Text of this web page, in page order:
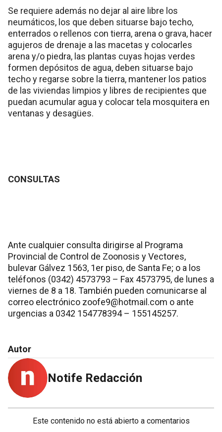
Se requiere además no dejar al aire libre los
neumáticos, los que deben situarse bajo techo,
enterrados o rellenos con tierra, arena o grava, hacer
agujeros de drenaje a las macetas y colocarles
arena y/o piedra, las plantas cuyas hojas verdes
formen depósitos de agua, deben situarse bajo
techo y regarse sobre la tierra, mantener los patios
de las viviendas limpios y libres de recipientes que
puedan acumular agua y colocar tela mosquitera en
ventanas y desagües.
CONSULTAS
Ante cualquier consulta dirigirse al Programa
Provincial de Control de Zoonosis y Vectores,
bulevar Gálvez 1563, 1er piso, de Santa Fe; o a los
teléfonos (0342) 4573793 – Fax 4573795, de lunes a
viernes de 8 a 18. También pueden comunicarse al
correo electrónico zoofe9@hotmail.com o ante
urgencias a 0342 154778394 – 155145257.
Autor
Notife Redacción
Este contenido no está abierto a comentarios